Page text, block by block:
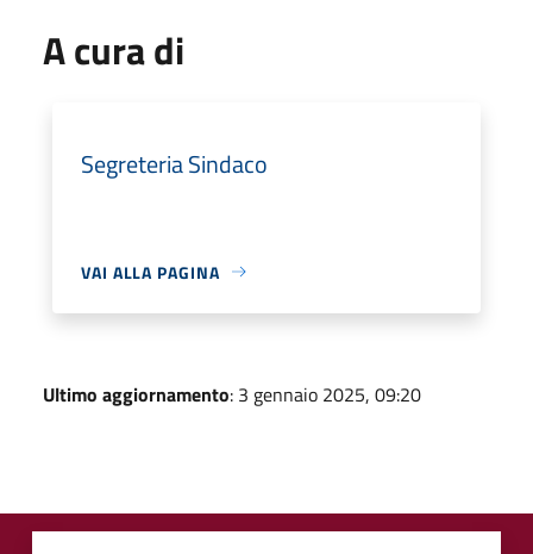
A cura di
Segreteria Sindaco
VAI ALLA PAGINA
Ultimo aggiornamento: 3 gennaio 2025, 09:20